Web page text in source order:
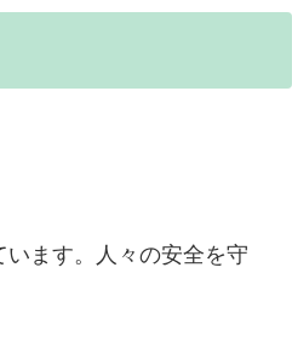
ます。人々の安全を守